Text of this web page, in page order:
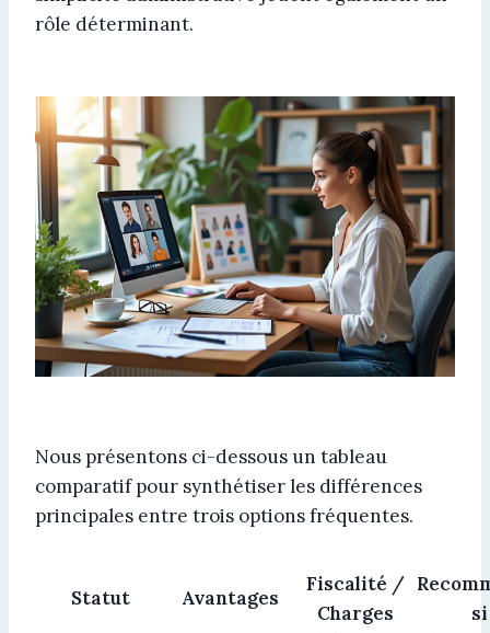
rôle déterminant.
Nous présentons ci-dessous un tableau
comparatif pour synthétiser les différences
principales entre trois options fréquentes.
Statut Avantages
Fiscalité /
Charges
si